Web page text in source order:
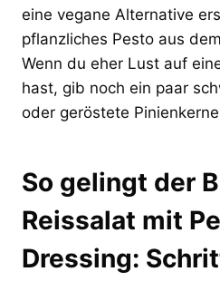
eine vegane Alternative
pflanzliches Pesto aus
Wenn du eher Lust auf
hast, gib noch ein paar
oder geröstete
So gelingt der
Reissalat mit
Dressing: